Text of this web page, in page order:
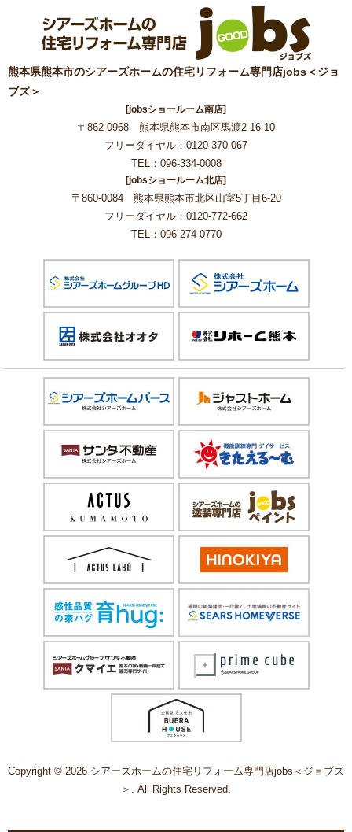
熊本県熊本市のシアーズホームの住宅リフォーム専門店jobs＜ジョ
ブズ＞
[jobsショールーム南店]
〒862-0968 熊本県熊本市南区馬渡2-16-10
フリーダイヤル：0120-370-067
TEL：096-334-0008
[jobsショールーム北店]
〒860-0084 熊本県熊本市北区山室5丁目6-20
フリーダイヤル：0120-772-662
TEL：096-274-0770
Copyright © 2026 シアーズホームの住宅リフォーム専門店jobs＜ジョブズ
＞. All Rights Reserved.